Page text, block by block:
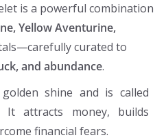
is a powerful combination
Yellow Aventurine,
curated to
and abundance.
shine and is called
It attracts money, builds
financial fears.